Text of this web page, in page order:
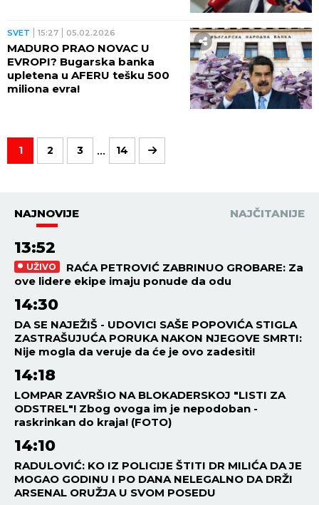
SVET 15:27 05.02.2026
MADURO PRAO NOVAC U
EVROPI? Bugarska banka
upletena u AFERU tešku 500
miliona evra!
1 2 3 ... 14
NAJNOVIJE NAJČITANIJE
13:52
UŽIVO
RAĆA PETROVIĆ ZABRINUO GROBARE: Za
ove lidere ekipe imaju ponude da odu
14:30
DA SE NAJEŽIŠ - UDOVICI SAŠE POPOVIĆA STIGLA
ZASTRAŠUJUĆA PORUKA NAKON NJEGOVE SMRTI:
Nije mogla da veruje da će je ovo zadesiti!
14:18
LOMPAR ZAVRŠIO NA BLOKADERSKOJ "LISTI ZA
ODSTREL"! Zbog ovoga im je nepodoban -
raskrinkan do kraja! (FOTO)
14:10
RADULOVIĆ: KO IZ POLICIJE ŠTITI DR MILIĆA DA JE
MOGAO GODINU I PO DANA NELEGALNO DA DRŽI
ARSENAL ORUŽJA U SVOM POSEDU